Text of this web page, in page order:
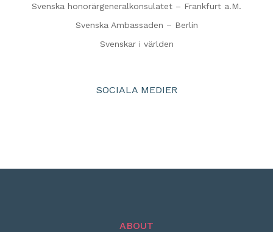
Svenska honorärgeneralkonsulatet – Frankfurt a.M.
Svenska Ambassaden – Berlin
Svenskar i världen
SOCIALA MEDIER
ABOUT